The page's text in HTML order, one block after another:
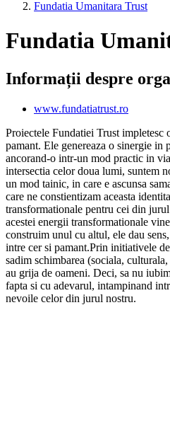
Fundatia Umanitara Trust
Fundatia
Informații despre
www.fundatiatrust.ro
Proiectele Fundatiei Trust impletesc
pamant. Ele genereaza o sinergie in
ancorand-o intr-un mod practic in
intersectia celor doua lumi, suntem
un mod tainic, in care e ascunsa
care ne constientizam aceasta
transformationale pentru cei din
acestei energii transformationale
construim unul cu altul, ele dau
intre cer si pamant.Prin initiativele
sadim schimbarea (sociala,
au grija de oameni. Deci, sa nu
fapta si cu adevarul, intampinand
nevoile celor din jurul nostru.